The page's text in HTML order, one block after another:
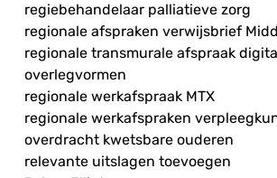
regiebehandelaar palliatieve zorg
regionale afspraken verwijsbrief
regionale transmurale afspraak
overlegvormen
regionale werkafspraak MTX
regionale werkafspraken
overdracht kwetsbare ouderen
relevante uitslagen toevoegen